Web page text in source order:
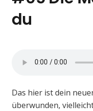
du
Das hier ist dein
überwunden,